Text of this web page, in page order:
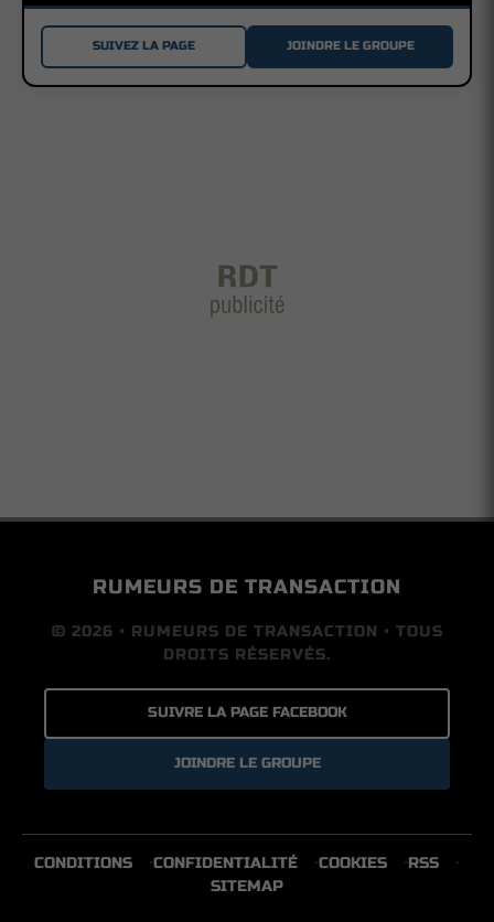
SUIVEZ LA PAGE JOINDRE LE GROUPE
RUMEURS DE TRANSACTION
© 2026 • RUMEURS DE TRANSACTION • TOUS
DROITS RÉSERVÉS.
SUIVRE LA PAGE FACEBOOK
JOINDRE LE GROUPE
CONDITIONS CONFIDENTIALITÉ COOKIES
RSS
SITEMAP